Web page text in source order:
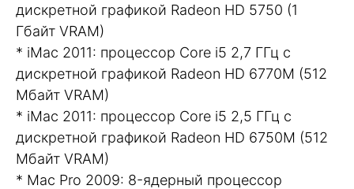
дискретной графикой Radeon HD 5750 (1
Гбайт VRAM)
* iMac 2011: процессор Core i5 2,7 ГГц с
дискретной графикой Radeon HD 6770M (512
Мбайт VRAM)
* iMac 2011: процессор Core i5 2,5 ГГц с
дискретной графикой Radeon HD 6750M (512
Мбайт VRAM)
* Mac Pro 2009: 8-ядерный процессор